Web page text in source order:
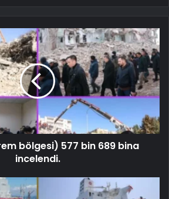
bölgesi) 577 bin 689 bina
incelendi.